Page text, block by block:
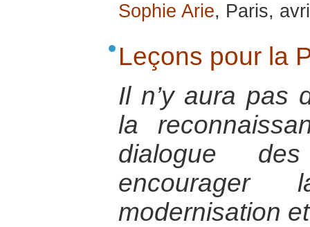
Sophie Arie, Paris,
Leçons pour la
Il n’y aura pas
la
dialogue
modernisation